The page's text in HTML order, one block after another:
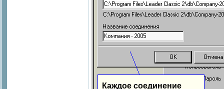
Каждое соединение